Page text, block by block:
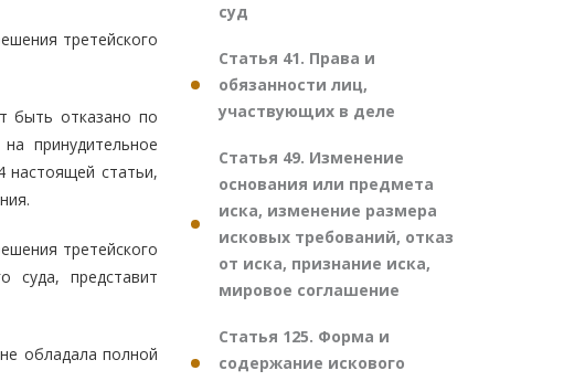
третейского
быть отказано по
принудительное
настоящей статьи,
третейского
суда, представит
обладала полной
суд
Статья 41. Права и
обязанности лиц,
участвующих в деле
Статья 49. Изменение
основания или предмета
иска, изменение размера
исковых требований, отказ
от иска, признание иска,
мировое соглашение
Статья 125. Форма и
содержание искового